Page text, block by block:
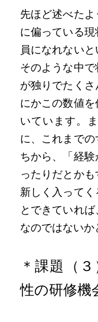
先ほど述べた
に偏っている
員になれないと
そのような中
が独りでたく
にかこの数値
いています。
に、これまで
ちから、「経
ったりだとか
新しく入って
とできていれ
なのではないか
＊課題（
性の研修機